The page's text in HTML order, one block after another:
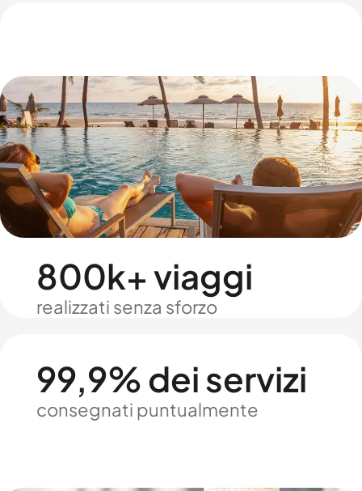
800k+ viaggi
realizzati senza sforzo
99,9% dei servizi
consegnati puntualmente